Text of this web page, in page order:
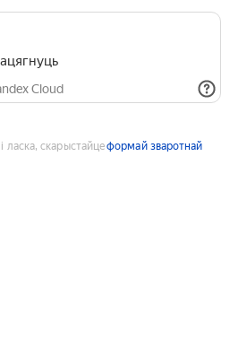
Cloud
ласка, скарыстайцеформай зваротнай